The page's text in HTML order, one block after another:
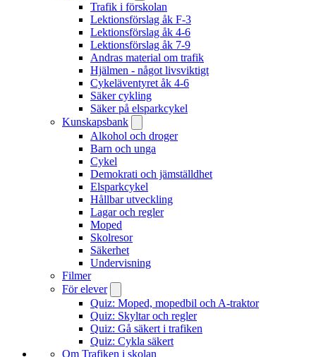
Trafik i förskolan
Lektionsförslag åk F-3
Lektionsförslag åk 4-6
Lektionsförslag åk 7-9
Andras material om trafik
Hjälmen - något livsviktigt
Cykeläventyret åk 4-6
Säker cykling
Säker på elsparkcykel
Kunskapsbank
Alkohol och droger
Barn och unga
Cykel
Demokrati och jämställdhet
Elsparkcykel
Hållbar utveckling
Lagar och regler
Moped
Skolresor
Säkerhet
Undervisning
Filmer
För elever
Quiz: Moped, mopedbil och A-traktor
Quiz: Skyltar och regler
Quiz: Gå säkert i trafiken
Quiz: Cykla säkert
Om Trafiken i skolan